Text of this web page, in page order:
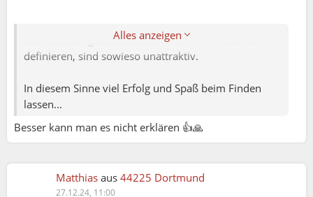
Alles anzeigen
Suchende Singles, die sich über eine Partnerschaft
definieren, sind sowieso unattraktiv.
In diesem Sinne viel Erfolg und Spaß beim Finden
lassen...
Besser kann man es nicht erklären 👍🙏
Matthias aus 44225 Dortmund
27.12.24, 11:00